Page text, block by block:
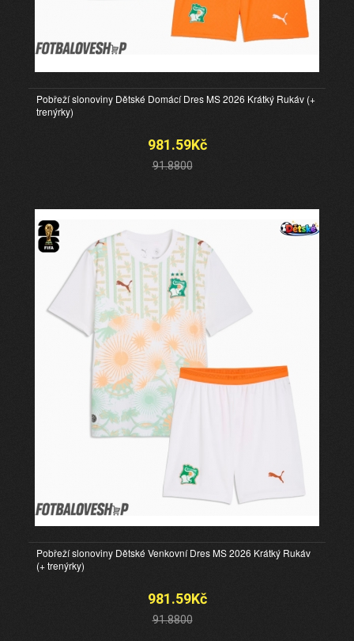
Pobřeží slonoviny Dětské Domácí Dres MS 2026 Krátký Rukáv (+
trenýrky)
981.59Kč
91.8800
Pobřeží slonoviny Dětské Venkovní Dres MS 2026 Krátký Rukáv
(+ trenýrky)
981.59Kč
91.8800